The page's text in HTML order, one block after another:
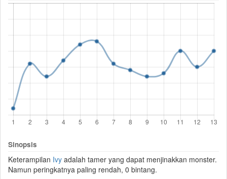
Sinopsis
Keterampilan Ivy adalah tamer yang dapat menjinakkan monster.
Namun peringkatnya paling rendah, 0 bintang.